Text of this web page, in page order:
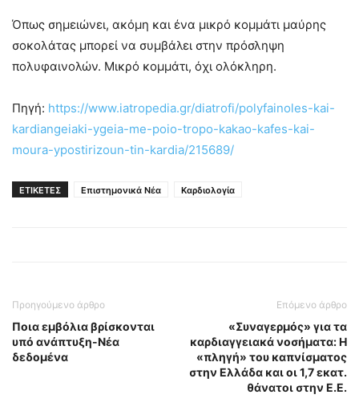
Όπως σημειώνει, ακόμη και ένα μικρό κομμάτι μαύρης
σοκολάτας μπορεί να συμβάλει στην πρόσληψη
πολυφαινολών. Μικρό κομμάτι, όχι ολόκληρη.
Πηγή: https://www.iatropedia.gr/diatrofi/polyfainoles-kai-
kardiangeiaki-ygeia-me-poio-tropo-kakao-kafes-kai-
moura-ypostirizoun-tin-kardia/215689/
ΕΤΙΚΕΤΕΣ Επιστημονικά Νέα Καρδιολογία
Προηγούμενο άρθρο
Ποια εμβόλια βρίσκονται
υπό ανάπτυξη-Νέα
δεδομένα
Επόμενο άρθρο
«Συναγερμός» για τα
καρδιαγγειακά νοσήματα: Η
«πληγή» του καπνίσματος
στην Ελλάδα και οι 1,7 εκατ.
θάνατοι στην Ε.Ε.